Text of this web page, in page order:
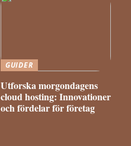
GUIDER
Utforska morgondagens
cloud hosting: Innovationer
och fördelar för företag